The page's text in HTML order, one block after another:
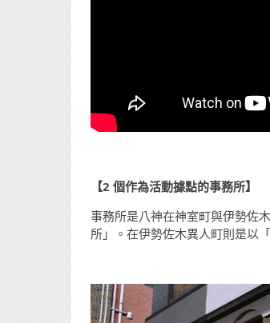
【2 個作為活動據點的事務所】
事務所是八神在神室町與伊勢佐
所」。在伊勢佐木異人町則是以